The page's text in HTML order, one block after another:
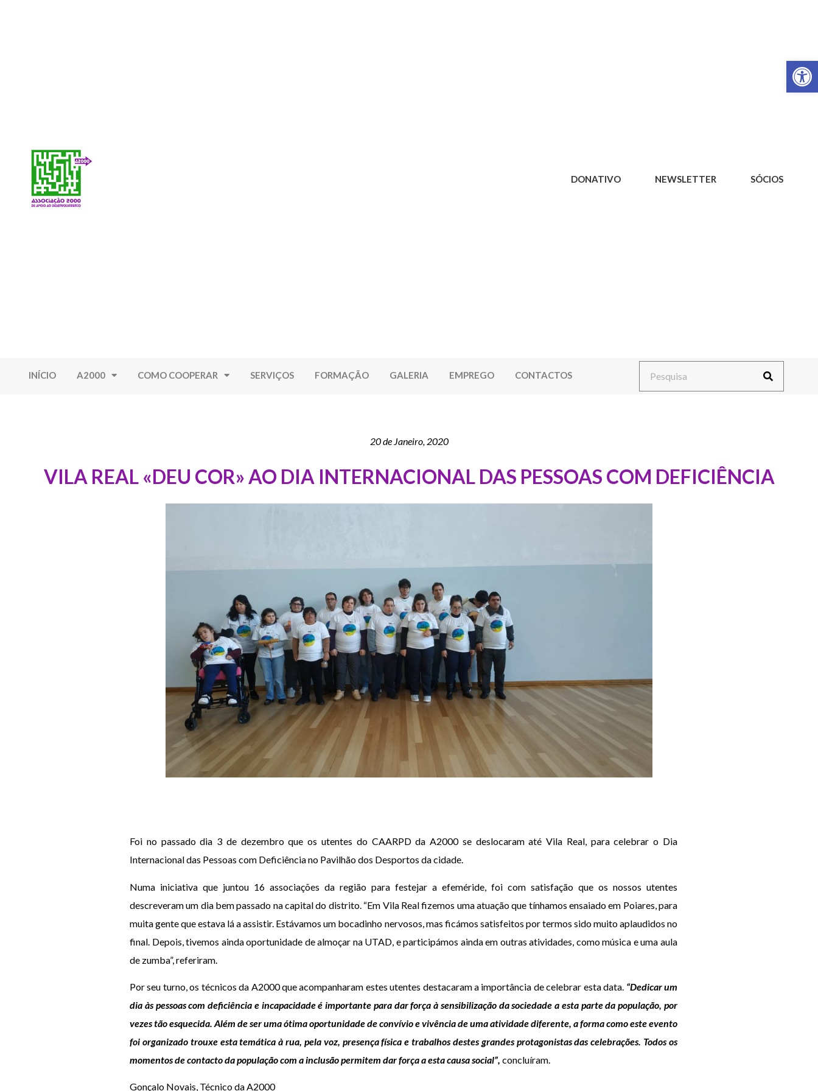
DONATIVO NEWSLETTER SÓCIOS
INÍCIO A2000 COMO COOPERAR SERVIÇOS FORMAÇÃO GALERIA EMPREGO CONTACTOS
20 de Janeiro, 2020
VILA REAL «DEU COR» AO DIA INTERNACIONAL DAS PESSOAS COM DEFICIÊNCIA
Foi no passado dia 3 de dezembro que os utentes do CAARPD da A2000 se deslocaram até Vila Real, para celebrar o Dia
Internacional das Pessoas com Deficiência no Pavilhão dos Desportos da cidade.
Numa iniciativa que juntou 16 associações da região para festejar a efeméride, foi com satisfação que os nossos utentes
descreveram um dia bem passado na capital do distrito. “Em Vila Real fizemos uma atuação que tínhamos ensaiado em Poiares, para
muita gente que estava lá a assistir. Estávamos um bocadinho nervosos, mas ficámos satisfeitos por termos sido muito aplaudidos no
final. Depois, tivemos ainda oportunidade de almoçar na UTAD, e participámos ainda em outras atividades, como música e uma aula
de zumba”, referiram.
Por seu turno, os técnicos da A2000 que acompanharam estes utentes destacaram a importância de celebrar esta data. “Dedicar um
dia às pessoas com deficiência e incapacidade é importante para dar força à sensibilização da sociedade a esta parte da população, por
vezes tão esquecida. Além de ser uma ótima oportunidade de convívio e vivência de uma atividade diferente, a forma como este evento
foi organizado trouxe esta temática à rua, pela voz, presença física e trabalhos destes grandes protagonistas das celebrações. Todos os
momentos de contacto da população com a inclusão permitem dar força a esta causa social”, concluíram.
Gonçalo Novais, Técnico da A2000